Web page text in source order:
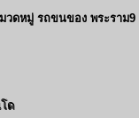
วดหมู่ รถขนของ พระราม9
ด